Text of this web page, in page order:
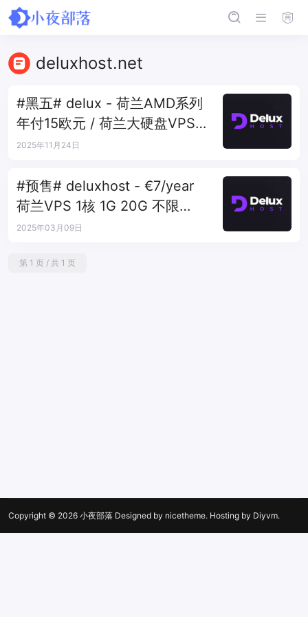
deluxhost.net
#黑五# delux - 荷兰AMD系列
年付15欧元 / 荷兰大硬盘VPS
月付1.5欧元
2025年11月24日
#预售# deluxhost - €7/year
荷兰VPS 1核 1G 20G 不限
1Gbps
2025年03月09日
第 1 页 / 共 1 页
Copyright © 2026 小夜部落 Designed by nicetheme. Hosting by Diyvm.